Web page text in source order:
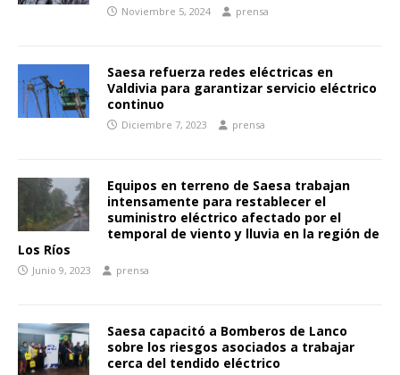
Noviembre 5, 2024 prensa
Saesa refuerza redes eléctricas en
Valdivia para garantizar servicio eléctrico
continuo
Diciembre 7, 2023 prensa
Equipos en terreno de Saesa trabajan
intensamente para restablecer el
suministro eléctrico afectado por el
temporal de viento y lluvia en la región de
Los Ríos
Junio 9, 2023 prensa
Saesa capacitó a Bomberos de Lanco
sobre los riesgos asociados a trabajar
cerca del tendido eléctrico